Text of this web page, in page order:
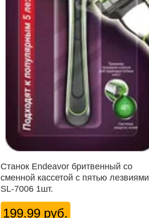
Станок Endeavor бритвенный со
сменной кассетой с пятью лезвиями
SL-7006 1шт.
199.99 руб.